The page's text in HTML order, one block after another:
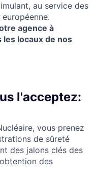
au service des
agence à
locaux de nos
l'acceptez:
vous prenez
de sûreté
des jalons clés des
des